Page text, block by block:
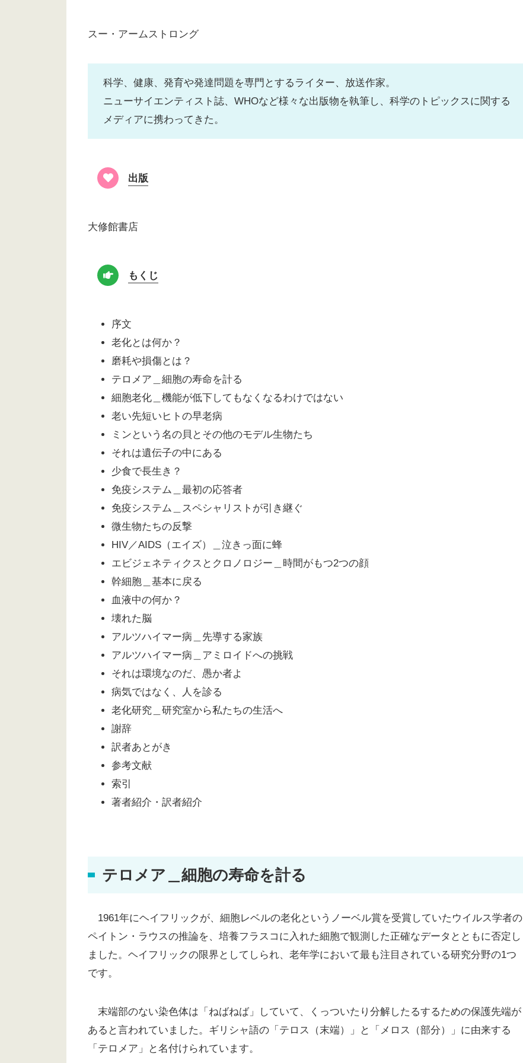
スー・アームストロング
科学、健康、発育や発達問題を専門とするライター、放送作家。
ニューサイエンティスト誌、WHOなど様々な出版物を執筆し、科学のトピックスに関する
メディアに携わってきた。
出版
大修館書店
もくじ
序文
老化とは何か？
磨耗や損傷とは？
テロメア＿細胞の寿命を計る
細胞老化＿機能が低下してもなくなるわけではない
老い先短いヒトの早老病
ミンという名の貝とその他のモデル生物たち
それは遺伝子の中にある
少食で長生き？
免疫システム＿最初の応答者
免疫システム＿スペシャリストが引き継ぐ
微生物たちの反撃
HIV／AIDS（エイズ）＿泣きっ面に蜂
エビジェネティクスとクロノロジー＿時間がもつ2つの顔
幹細胞＿基本に戻る
血液中の何か？
壊れた脳
アルツハイマー病＿先導する家族
アルツハイマー病＿アミロイドへの挑戦
それは環境なのだ、愚か者よ
病気ではなく、人を診る
老化研究＿研究室から私たちの生活へ
謝辞
訳者あとがき
参考文献
索引
著者紹介・訳者紹介
テロメア＿細胞の寿命を計る
1961年にヘイフリックが、細胞レベルの老化というノーベル賞を受賞していたウイルス学者の
ペイトン・ラウスの推論を、培養フラスコに入れた細胞で観測した正確なデータとともに否定し
ました。ヘイフリックの限界としてしられ、老年学において最も注目されている研究分野の1つ
です。
末端部のない染色体は「ねばねば」していて、くっついたり分解したるするための保護先端が
あると言われていました。ギリシャ語の「テロス（末端）」と「メロス（部分）」に由来する
「テロメア」と名付けられています。